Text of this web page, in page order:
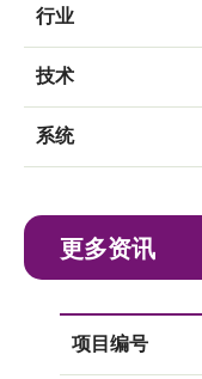
行业
技术
系统
更多资讯
项目编号